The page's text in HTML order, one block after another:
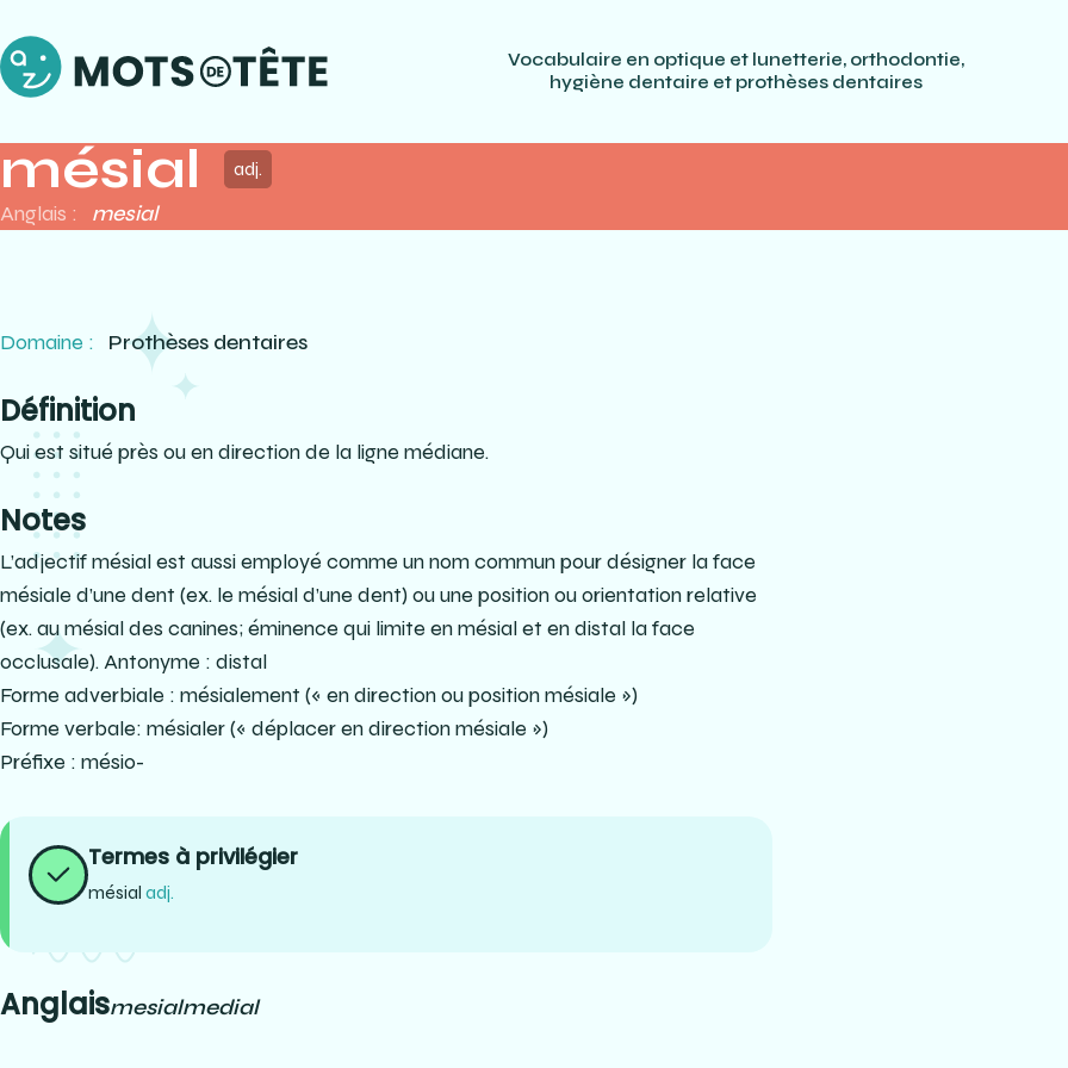
Vocabulaire en optique et lunetterie, orthodontie,
hygiène dentaire et prothèses dentaires
mésial adj.
Anglais : mesial
Domaine : Prothèses dentaires
Définition
Qui est situé près ou en direction de la ligne médiane.
Notes
L’adjectif mésial est aussi employé comme un nom commun pour désigner la face
mésiale d’une dent (ex. le mésial d’une dent) ou une position ou orientation relative
(ex. au mésial des canines; éminence qui limite en mésial et en distal la face
occlusale). Antonyme : distal
Forme adverbiale : mésialement (« en direction ou position mésiale »)
Forme verbale: mésialer (« déplacer en direction mésiale »)
Préfixe : mésio-
Termes à privilégier
mésial adj.
Anglaismesialmedial